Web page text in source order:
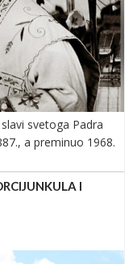
svetoga Padra
a preminuo 1968.
I